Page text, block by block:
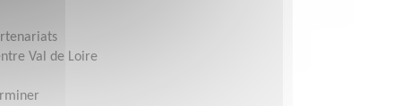
Val de Loire